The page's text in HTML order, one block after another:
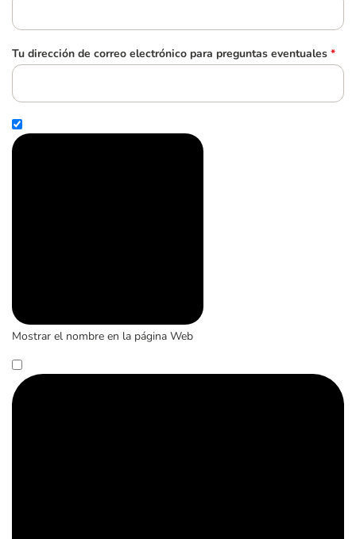
Tu dirección de correo electrónico para preguntas eventuales *
Mostrar el nombre en la página Web